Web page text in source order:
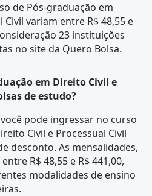
de Pós-graduação em
variam entre R$ 48,55 e
23 instituições
no site da Quero Bolsa.
em Direito Civil e
de estudo?
pode ingressar no curso
Civil e Processual Civil
desconto. As mensalidades,
R$ 48,55 e R$ 441,00,
modalidades de ensino